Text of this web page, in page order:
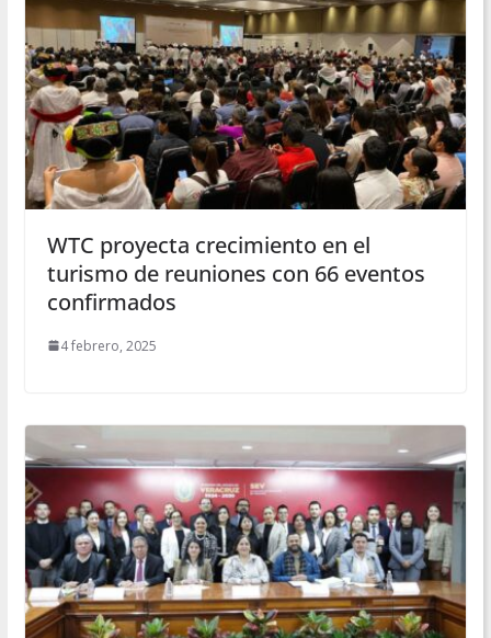
WTC proyecta crecimiento en el
turismo de reuniones con 66 eventos
confirmados
4 febrero, 2025